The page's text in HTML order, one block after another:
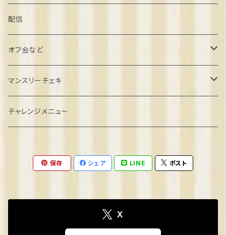
葉月しいな誕生日2022
北村こむぎ誕生日2022
璃雲ゆぅい誕生日2022
餅望きなこ誕生日2022
めりの誕生日2022
2023
配信
オフ会など
忘年会クラファン
オフ会参加
マンスリーチェキ
２０２４年８月
2024年10月
2024年11月
チャレンジメニュー
保存 シェア LINE ポスト
X